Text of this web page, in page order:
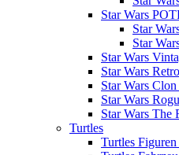
Star Wars
Star
Star
Star Wars
Star Wars
Star Wars Clon
Star Wars
Star Wars The
Turtles
Turtles